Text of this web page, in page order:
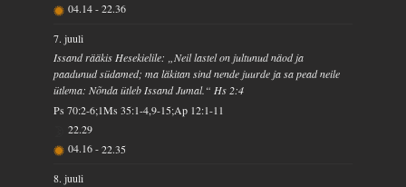
04.14-22.36
7. juuli
Issand rääkis Hesekielile: „Neil lastel on jultunud näod ja
paadunud südamed; ma läkitan sind nende juurde ja sa pead neile
ütlema: Nõnda ütleb Issand Jumal.“ Hs 2:4
Ps 70:2-6;1Ms 35:1-4,9-15;Ap 12:1-11
22.29
04.16-22.35
8. juuli